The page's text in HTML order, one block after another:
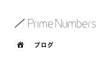
サービス一覧
ブログ